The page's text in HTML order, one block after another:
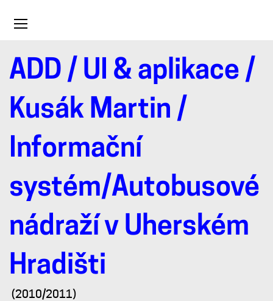
Toggle
ADD / UI & aplikace /
Kusák Martin /
Informační
systém/Autobusové
nádraží v Uherském
Hradišti
Informační
systém/
nádraží
v
Uherském
Hradišti
(2010/2011)